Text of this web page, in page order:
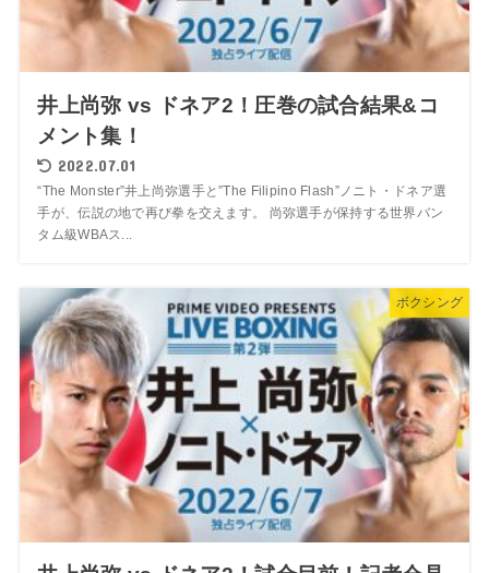
井上尚弥 vs ドネア2！圧巻の試合結果&コ
メント集！
2022.07.01
“The Monster”井上尚弥選手と”The Filipino Flash”ノニト・ドネア選
手が、伝説の地で再び拳を交えます。 尚弥選手が保持する世界バン
タム級WBAス...
ボクシング